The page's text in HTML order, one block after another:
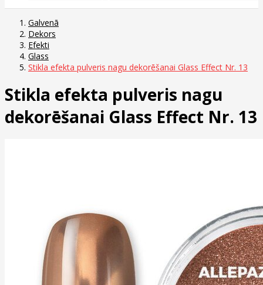
Galvenā
Dekors
Efekti
Glass
Stikla efekta pulveris nagu dekorēšanai Glass Effect Nr. 13
Stikla efekta pulveris nagu
dekorēšanai Glass Effect Nr. 13